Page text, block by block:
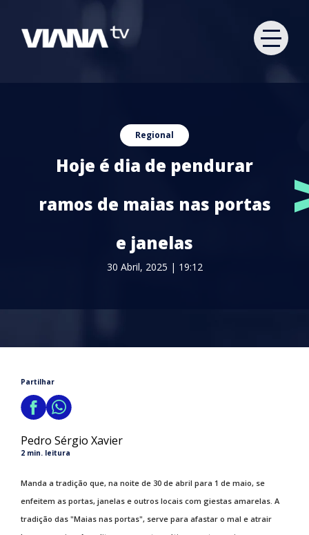
Regional
Hoje é dia de pendurar
ramos de maias nas portas
e janelas
30 Abril, 2025 | 19:12
Partilhar
Pedro Sérgio Xavier
2 min. leitura
Manda a tradição que, na noite de 30 de abril para 1 de maio, se
enfeitem as portas, janelas e outros locais com giestas amarelas. A
tradição das "Maias nas portas", serve para afastar o mal e atrair